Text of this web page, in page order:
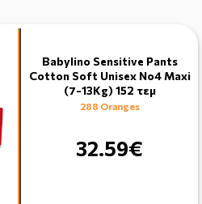
Babylino Sensitive Pants
Cotton Soft Unisex No4 Maxi
(7-13Kg) 152 τεμ
288 Oranges
32.59€